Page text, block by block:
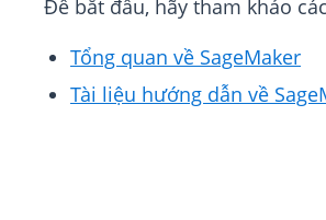
Để bắt đầu, hãy tham khảo
Tổng quan về SageMaker
Tài liệu hướng dẫn về